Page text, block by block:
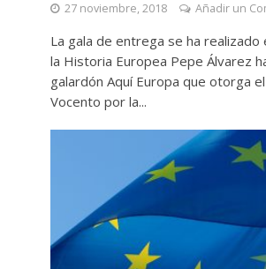
27 noviembre, 2018 Añadir un
La gala de entrega se ha realizado
la Historia Europea Pepe Álvarez
galardón Aquí Europa que otorga
Vocento por la...